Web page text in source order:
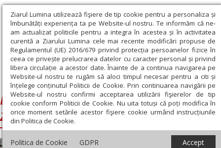
Ziarul Lumina utilizează fişiere de tip cookie pentru a personaliza și
îmbunătăți experiența ta pe Website-ul nostru. Te informăm că ne-
am actualizat politicile pentru a integra în acestea și în activitatea
curentă a Ziarului Lumina cele mai recente modificări propuse de
Regulamentul (UE) 2016/679 privind protecția persoanelor fizice în
ceea ce privește prelucrarea datelor cu caracter personal și privind
libera circulație a acestor date. Înainte de a continua navigarea pe
Website-ul nostru te rugăm să aloci timpul necesar pentru a citi și
înțelege conținutul Politicii de Cookie. Prin continuarea navigării pe
Website-ul nostru confirmi acceptarea utilizării fişierelor de tip
cookie conform Politicii de Cookie. Nu uita totuși că poți modifica în
orice moment setările acestor fişiere cookie urmând instrucțiunile
din Politica de Cookie.
Politica de Cookie GDPR Accept
Ziarul Lumina › Biserica Nașterea Maicii Domnului din Zalău
Biserica Nașterea Maicii Domnului din
Zalău